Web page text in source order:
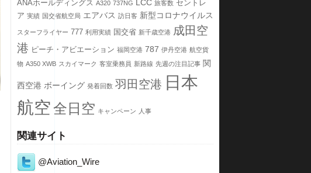
ANAホールディングス A320 737NG LCC 旅客数 セントレ
ア 実績 国交省航空局 エアバス 訪日客 新型コロナウイルス
スターフライヤー 777 利用実績 国交省 新千歳空港 成田空
港 ピーチ・アビエーション 福岡空港 787 伊丹空港 航空貨
物 A350 XWB スカイマーク 客室乗務員 新路線 先週の注目記事 関
西空港 ボーイング 発着回数 羽田空港 日本
航空全日空 キャンペーン 人事
関連サイト
@Aviation_Wire